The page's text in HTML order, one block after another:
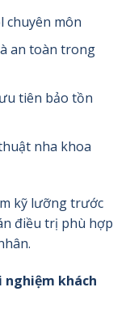
môn
an toàn trong
tiên bảo tồn
nha khoa
kỹ lưỡng trước
điều trị phù hợp
nghiệm khách